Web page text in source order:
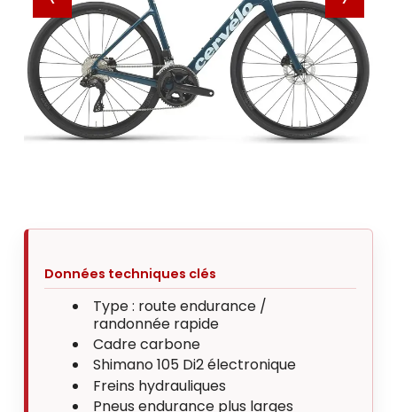
Données techniques clés
Type : route endurance /
randonnée rapide
Cadre carbone
Shimano 105 Di2 électronique
Freins hydrauliques
Pneus endurance plus larges